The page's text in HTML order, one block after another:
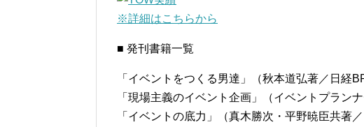
※詳細はこちらから
■ 発刊書籍一覧
「イベントをつくる男達」（秋本道弘著／日経
「現場主義のイベント企画」（イベントプラン
「イベントの底力」（真木勝次・平野暁臣共著